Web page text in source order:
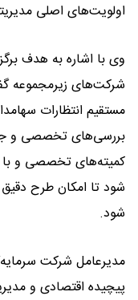
اولویت‌های اصلی
وی با اشاره به هدف
شرکت‌های زیرمجموعه
مستقیم انتظارات
بررسی‌های تخصصی و
کمیته‌های تخصصی و با
شود تا امکان طرح
شود.
مدیرعامل شرکت
پیچیده اقتصادی و